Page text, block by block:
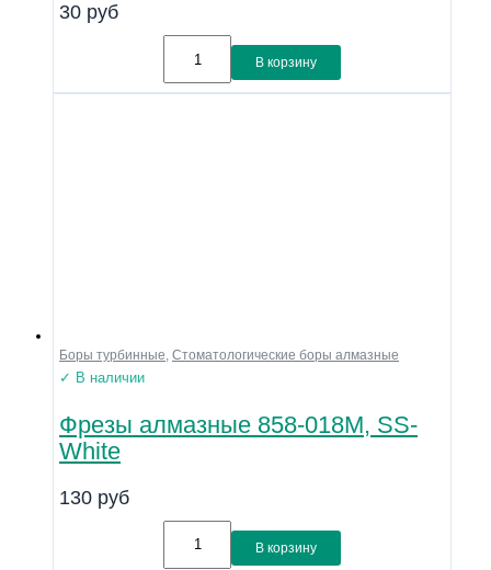
30 руб
В корзину
Боры турбинные, Стоматологические боры алмазные
✓ В наличии
Фрезы алмазные 858-018M, SS-
White
130 руб
В корзину